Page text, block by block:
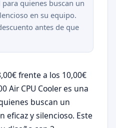
quienes buscan un
en su equipo.
antes de que
frente a los 10,00€
Air CPU Cooler es una
buscan un
eficaz y silencioso. Este